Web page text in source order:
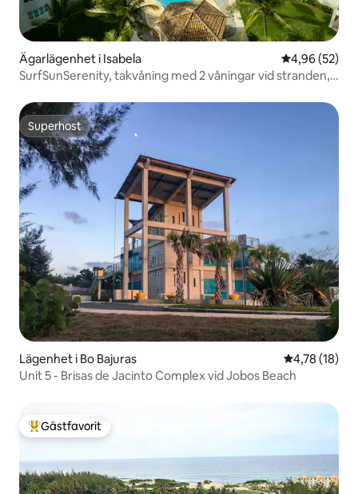
Ägarlägenhet i Isabela 4,96 av 5 i
4,96 (52)
SurfSunSerenity, takvåning med 2 våningar vid stranden, 3
Superhost
Superhost
Lägenhet i Bo Bajuras 4,78 av 5 i
4,78 (18)
Unit 5 - Brisas de Jacinto Complex vid Jobos Beach
Populär gästfavorit
Gästfavorit